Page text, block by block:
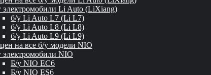
электромобили Li Auto (LiXiang)
б/у Li Auto L7 (Li L7)
б/у Li Auto L8 (Li L8)
б/у Li Auto L9 (Li L9)
на все б/у модели NIO
электромобили NIO
Б/у NIO EC6
Б/у NIO ES6